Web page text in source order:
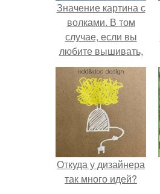
Значение картина с
волками. В том
случае, если вы
любите вышивать,
то наверняка
задумывались о
том, что означает та
или иная вышитая
вами картина.
Откуда у дизайнера
так много идей?